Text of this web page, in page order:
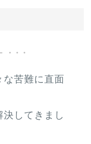
な苦難に直面
してきまし